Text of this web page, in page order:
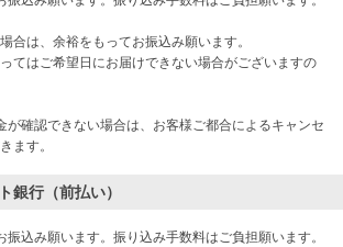
合は、余裕をもってお振込み願います。
てはご希望日にお届けできない場合がございますの
が確認できない場合は、お客様ご都合によるキャンセ
ます。
銀行（前払い）
振込み願います。振り込み手数料はご負担願います。